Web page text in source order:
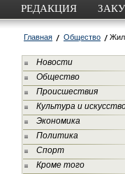
РЕДАКЦИЯ
Главная Общество
Новости
Общество
Происшествия
Культура и
Экономика
Политика
Спорт
Кроме того